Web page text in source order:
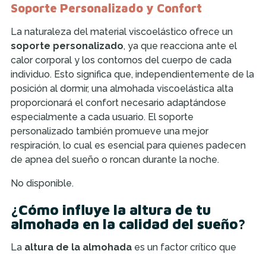
Soporte Personalizado y Confort
La naturaleza del material viscoelástico ofrece un
soporte personalizado, ya que reacciona ante el
calor corporal y los contornos del cuerpo de cada
individuo. Esto significa que, independientemente de la
posición al dormir, una almohada viscoelástica alta
proporcionará el confort necesario adaptándose
especialmente a cada usuario. El soporte
personalizado también promueve una mejor
respiración, lo cual es esencial para quienes padecen
de apnea del sueño o roncan durante la noche.
No disponible.
¿Cómo influye la altura de tu
almohada en la calidad del sueño?
La altura de la almohada es un factor crítico que